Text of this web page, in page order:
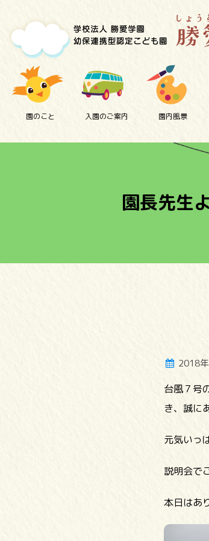
園のこと 入園のご案内 園内風景
園長先生
2018
台風７号
き、誠に
元気いっ
説明会で
本日はあ